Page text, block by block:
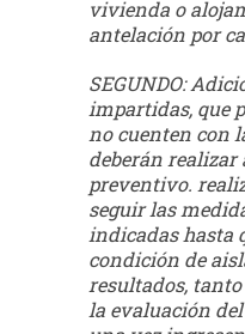
vivienda o
antelación por
SEGUNDO:
impartidas, que
no cuenten con
deberán
preventivo.
seguir las
indicadas hasta
condición de
resultados,
la evaluación